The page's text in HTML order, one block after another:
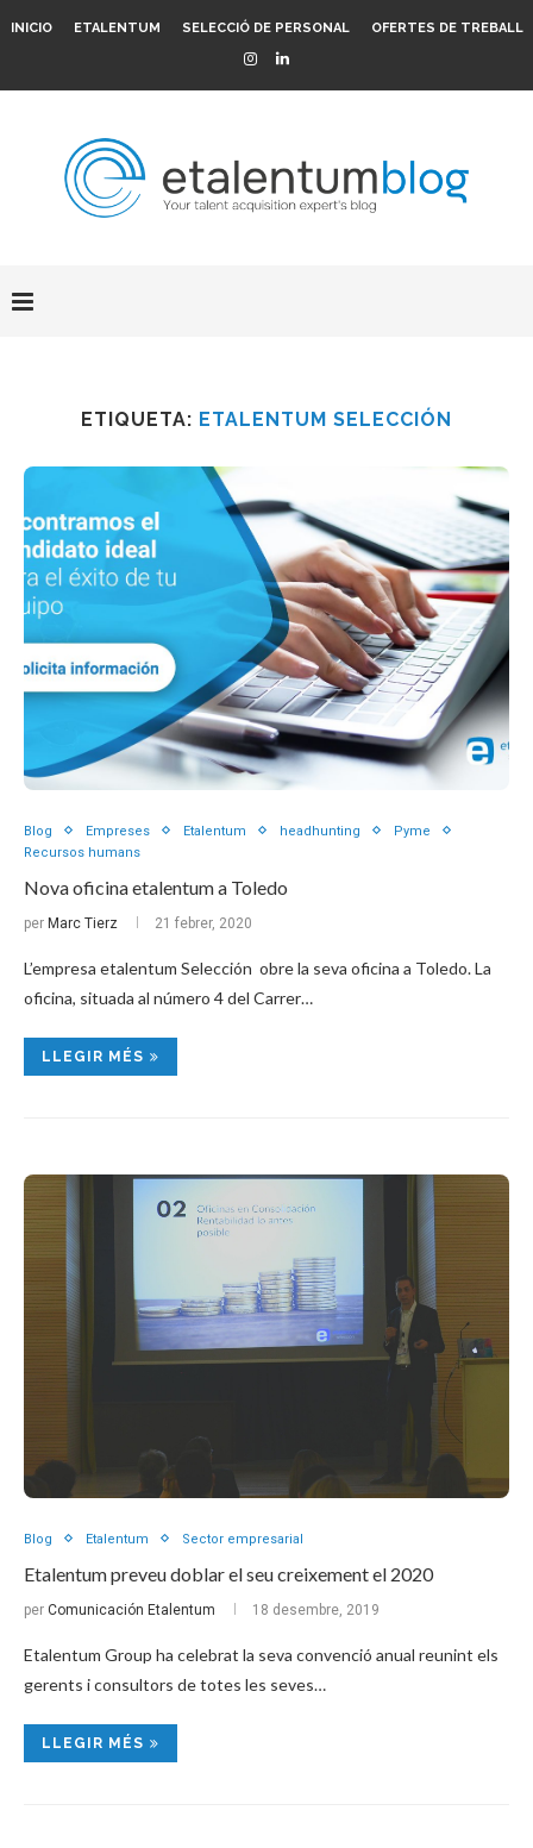
INICIO ETALENTUM SELECCIÓ DE PERSONAL OFERTES DE TREBALL
ETIQUETA: ETALENTUM SELECCIÓN
Blog Empreses Etalentum headhunting
Pyme
Recursos humans
Nova oficina etalentum a Toledo
per Marc Tierz 21 febrer, 2020
L’empresa etalentum Selección obre la seva oficina a Toledo. La
oficina, situada al número 4 del Carrer…
LLEGIR MÉS
Blog Etalentum Sector empresarial
Etalentum preveu doblar el seu creixement el 2020
per Comunicación Etalentum 18 desembre, 2019
Etalentum Group ha celebrat la seva convenció anual reunint els
gerents i consultors de totes les seves…
LLEGIR MÉS